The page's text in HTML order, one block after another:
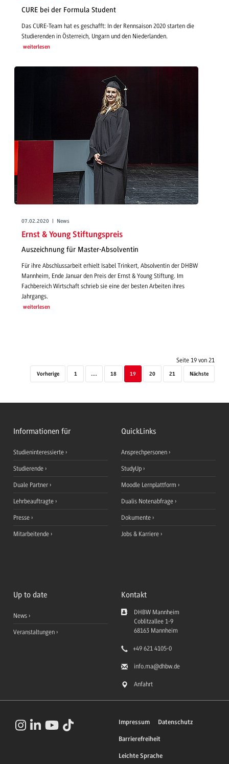
CURE bei der Formula Student
Das CURE-Team hat es geschafft: In der Rennsaison 2020 starten die
Studierenden in Österreich, Ungarn und den Niederlanden.
weiterlesen
07.02.2020 | News
Ernst & Young Stiftungspreis
Auszeichnung für Master-Absolventin
Für ihre Abschlussarbeit erhielt Isabel Trinkert, Absolventin der DHBW
Mannheim, Ende Januar den Preis der Ernst & Young Stiftung. Im
Fachbereich Wirtschaft schrieb sie eine der besten Arbeiten ihres
Jahrgangs.
weiterlesen
Seite 19 von 21
Vorherige 1 .... 18 19 20 21 Nächste
Informationen für
Studieninteressierte
Studierende
Duale Partner
Lehrbeauftragte
Presse
Mitarbeitende
QuickLinks
Ansprechpersonen
StudyUp
Moodle Lernplattform
Dualis Notenabfrage
Dokumente
Jobs & Karriere
Up to date
News
Veranstaltungen
Kontakt
DHBW Mannheim
Coblitzallee 1-9
68163 Mannheim
+49 621 4105-0
info.ma@dhbw.de
Anfahrt
Impressum Datenschutz
Barrierefreiheit
Leichte Sprache